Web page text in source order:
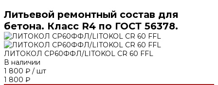
Литьевой ремонтный состав для
бетона. Класс R4 по ГОСТ 56378.
ЛИТОКОЛ СР60ФФЛ/LITOKOL CR 60 FFL
В наличии
1 800 ₽ / шт
1 800 ₽